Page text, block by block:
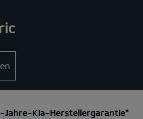
Jahre-Kia-Herstellergarantie*